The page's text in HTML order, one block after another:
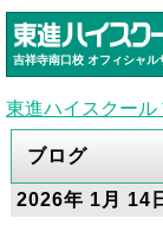
吉祥寺南口校 オフィシャル
東進ハイスクール
ブログ
2026年 1月 14